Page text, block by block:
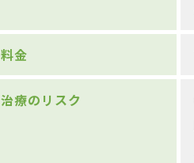
料金
治療のリスク